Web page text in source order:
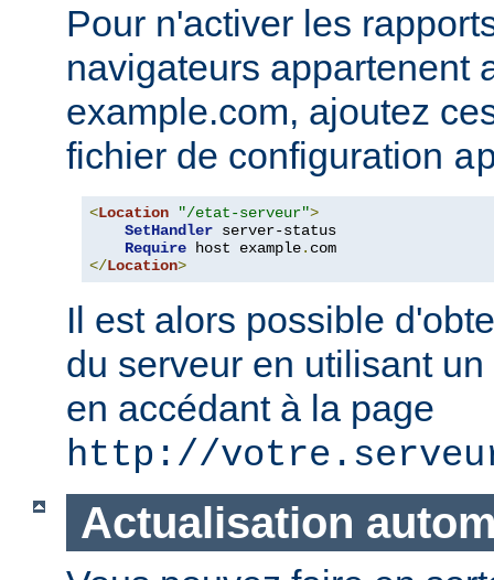
Pour n'activer les
navigateurs appartenent
example.com, ajoutez
fichier de configuration
<Location "/etat-serveur">
SetHandler server-status
Require host example.
</Location>
Il est alors possible
du serveur en utilisant
en accédant à la page
http://
Actualisation